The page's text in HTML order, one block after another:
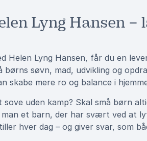
Lyng Hansen
Helen Lyng Hansen, får du en
søvn, mad, udvikling og
skabe mere ro og balance i
uden kamp? Skal små børn
et barn, der har svært ved at
hver dag – og giver svar, som